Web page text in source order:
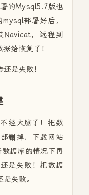
的Mysql5.7版也
部署好后，
，远程到
给恢复了！
是失败！
经大脑了！把数
删掉，下载网站
据库的情况下再
是失败！把数据
失败。